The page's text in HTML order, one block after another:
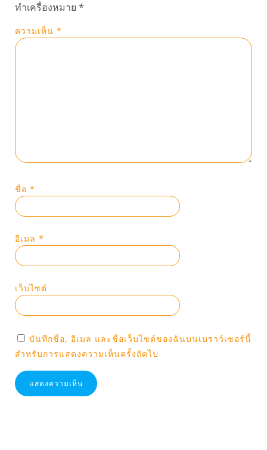
ทำเครื่องหมาย *
ความเห็น *
ชื่อ *
อีเมล *
เว็บไซต์
บันทึกชื่อ, อีเมล และชื่อเว็บไซต์ของฉันบนเบราว์เซอร์นี้
สำหรับการแสดงความเห็นครั้งถัดไป